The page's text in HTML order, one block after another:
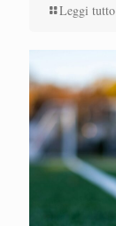
Leggi tutto